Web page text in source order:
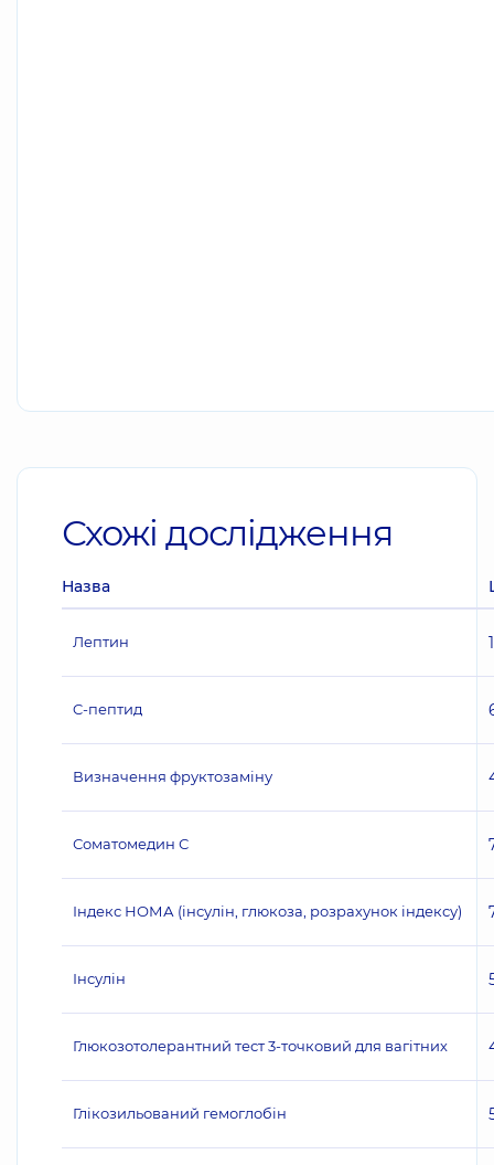
Схожі дослідження
Назва
Лептин
C-пептид
Визначення фруктозаміну
Соматомедин С
Індекс НОМА (інсулін, глюкоза, розрахунок індексу)
Інсулін
Глюкозотолерантний тест 3-точковий для вагітних
Глікозильований гемоглобін